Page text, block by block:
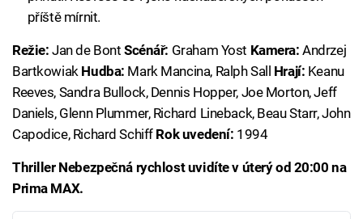
příště mírnit.
Režie: Jan de Bont Scénář: Graham Yost Kamera: Andrzej
Bartkowiak Hudba: Mark Mancina, Ralph Sall Hrají: Keanu
Reeves, Sandra Bullock, Dennis Hopper, Joe Morton, Jeff
Daniels, Glenn Plummer, Richard Lineback, Beau Starr, John
Capodice, Richard Schiff Rok uvedení: 1994
Thriller Nebezpečná rychlost uvidíte v úterý od 20:00 na
Prima MAX.